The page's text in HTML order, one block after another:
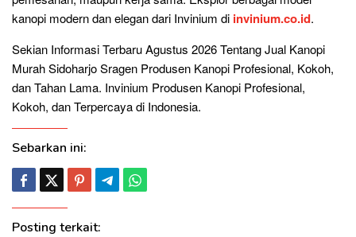
kanopi modern dan elegan dari Invinium di invinium.co.id.
Sekian Informasi Terbaru Agustus 2026 Tentang Jual Kanopi
Murah Sidoharjo Sragen Produsen Kanopi Profesional, Kokoh,
dan Tahan Lama. Invinium Produsen Kanopi Profesional,
Kokoh, dan Terpercaya di Indonesia.
Sebarkan ini:
Posting terkait: